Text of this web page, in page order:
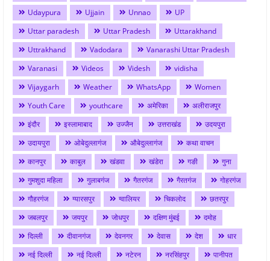
Udaypura
Ujjain Unnao
UP
Uttar paradesh
Uttar Pradesh
Uttarakhand
Uttrakhand
Vadodara
Vanarashi Uttar Pradesh
Varanasi
Videos Videsh
vidisha
Vijaygarh
Weather WhatsApp
Women
Youth Care
youthcare अमेरिका
अलीराजपुर
इंदौर
इस्लामाबाद उज्जैन उत्तराखंड
उदयपुरा
उदायपुरा
ओबेदुल्लागंज औबेदुल्लागंज
कथा वाचन
कानपुर
काबुल खंडवा खंडेरा गङी
गुना
गुमशुदा महिला
गुलाबगंज गैतरगंज गैरतगंज
गोहरगंज
गौहरगंज
ग्यारसपुर ग्वालियर चिकलोद
छतरपुर
जबलपुर
जयपुर जोधपुर दक्षिण मुंबई
दमोह
दिल्ली
दीवानगंज देवनगर देवास देश
धार
नई दिल्ली
नई दिल्ली नटेरन नरसिंहपुर
पानीपत